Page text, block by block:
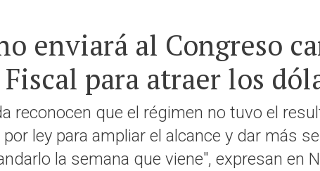
enviará al Congreso
para atraer los
reconocen que el régimen no tuvo el
ley para ampliar el alcance y dar más
la semana que viene", expresan en